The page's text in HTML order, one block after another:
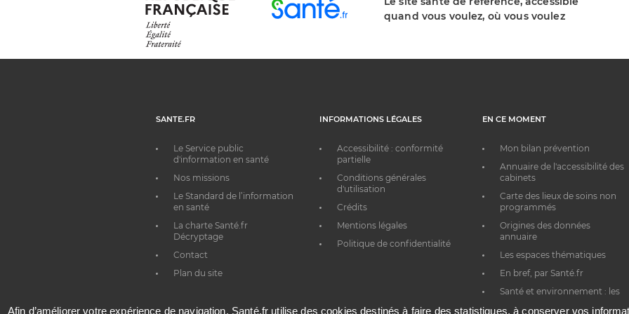
quand vous voulez, où vous voulez
SANTE.FR
Le Service public
d'information en santé
Nos missions
Le Standard de l’information
en santé
La charte Santé.fr
Décryptage
Contact
Plan du site
INFORMATIONS LÉGALES
Accessibilité : conformité
partielle
Conditions générales
d'utilisation
Crédits
Mentions légales
Politique de confidentialité
EN CE MOMENT
Mon bilan prévention
Annuaire de l'accessibilité des
cabinets
Carte des lieux de soins non
programmés
Origines des données
annuaire
Les espaces thématiques
En bref, par Santé.fr
Santé et environnement : les
Afin d’améliorer votre expérience de navigation, Santé.fr utilise des cookies destinés à faire des statistiques, à conserver vos